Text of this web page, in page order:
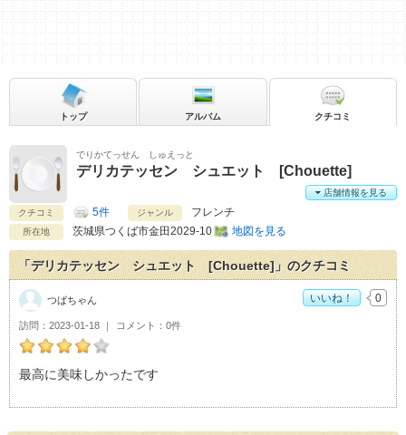
でりかてっせん しゅえっと
デリカテッセン シュエット [Chouette]
クチコミ 5件 ジャンル フレンチ
所在地 茨城県つくば市金田2029-10 地図を見る
店舗情報を見る
トップ アルバム クチコミ
「デリカテッセン シュエット [Chouette]」のクチコミ
つばちゃんのデリカテッセン シュエット [Chouette]おすす
最高に美味しかったです
訪問 2023-01-18 コメント 0件
つばちゃん いいね！ 0